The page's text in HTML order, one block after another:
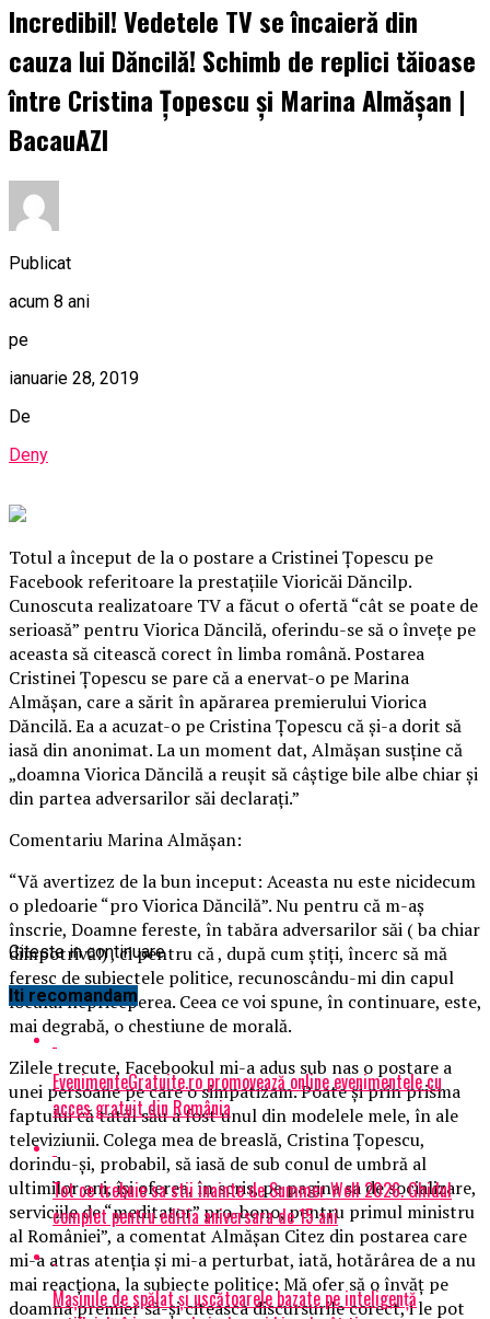
Incredibil! Vedetele TV se încaieră din
cauza lui Dăncilă! Schimb de replici tăioase
între Cristina Țopescu și Marina Almășan |
BacauAZI
Publicat
acum 8 ani
pe
ianuarie 28, 2019
De
Deny
Totul a început de la o postare a Cristinei Țopescu pe
Facebook referitoare la prestaţiile Vioricăi Dăncilp.
Cunoscuta realizatoare TV a făcut o ofertă “cât se poate de
serioasă” pentru Viorica Dăncilă, oferindu-se să o înveţe pe
aceasta să citească corect în limba română. Postarea
Cristinei Țopescu se pare că a enervat-o pe Marina
Almăşan, care a sărit în apărarea premierului Viorica
Dăncilă. Ea a acuzat-o pe Cristina Țopescu că şi-a dorit să
iasă din anonimat.La un moment dat, Almăşan susţine că
„doamna Viorica Dăncilă a reuşit să câştige bile albe chiar şi
din partea adversarilor săi declaraţi.”
Comentariu Marina Almăşan:
“Vă avertizez de la bun inceput: Aceasta nu este nicidecum
o pledoarie “pro Viorica Dăncilă”. Nu pentru că m-aş
înscrie, Doamne fereste, în tabăra adversarilor săi ( ba chiar
dimpotrivă!) , ci pentru că , după cum ştiţi, încerc să mă
feresc de subiectele politice, recunoscându-mi din capul
locului nepriceperea. Ceea ce voi spune, în continuare, este,
mai degrabă, o chestiune de morală.
Zilele trecute, Facebookul mi-a adus sub nas o postare a
unei persoane pe care o simpatizam. Poate şi prin prisma
faptului că tatăl său a fost unul din modelele mele, în ale
televiziunii. Colega mea de breaslă, Cristina Țopescu,
dorindu-şi, probabil, să iasă de sub conul de umbră al
ultimilor ani, îşi oferea, în scris, pe pagina sa de socializare,
serviciile de “meditator” pro-bono, pentru primul ministru
al României”, a comentat Almăşan Citez din postarea care
mi-a atras atenţia şi mi-a perturbat, iată, hotărârea de a nu
mai reacţiona, la subiecte politice: Mă ofer să o învăţ pe
doamna premier să-şi citeasca discursurile corect, i le pot
Citeste in continuare
Iti recomandam
EvenimenteGratuite.ro promovează online evenimentele cu
acces gratuit din România
Tot ce trebuie sa stii inainte de Summer Well 2026. Ghidul
complet pentru editia aniversara de 15 ani
Mașinile de spălat și uscătoarele bazate pe inteligență